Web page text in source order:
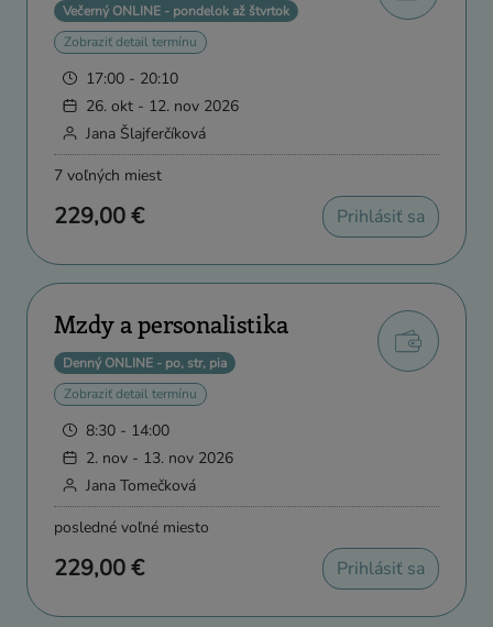
Večerný ONLINE - pondelok až štvrtok
Zobraziť detail termínu
17:00 - 20:10
26. okt - 12. nov 2026
Jana Šlajferčíková
7 voľných miest
229,00 € Prihlásiť sa
Mzdy a personalistika
Denný ONLINE - po, str, pia
Zobraziť detail termínu
8:30 - 14:00
2. nov - 13. nov 2026
Jana Tomečková
posledné voľné miesto
229,00 € Prihlásiť sa